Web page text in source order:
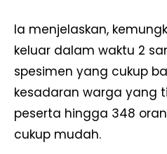
Ia menjelaskan,
keluar dalam waktu 2
spesimen yang cukup
kesadaran warga yang
peserta hingga 348
cukup mudah.